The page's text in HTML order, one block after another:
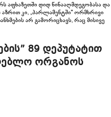
აფხაზეთში დიდ წინააღმდეგობასა და
აზრით კი, „პარლამენტში" ორმხრივი
არ გამორიცხავს, რაც მისივე
89 დეპუტატით
ორგანოს